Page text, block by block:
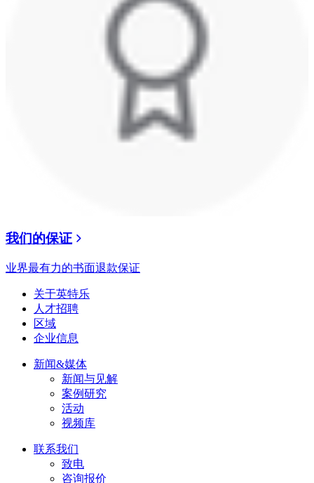
我们的保证
业界最有力的书面退款保证
关于英特乐
人才招聘
区域
企业信息
新闻&媒体
新闻与见解
案例研究
活动
视频库
联系我们
致电
咨询报价